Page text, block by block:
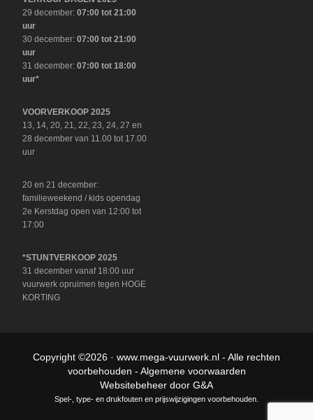
29 december:07:00 tot 21:00
uur
30 december:07:00 tot 21:00
uur
31 december:07:00 tot 18:00
uur*
VOORVERKOOP 2025
13, 14, 20, 21, 22, 23, 24, 27 en
28 december van 11.00 tot 17.00
uur
20 en 21 december:
familieweekend / kids opendag
2e Kerstdag open van 12:00 tot
17:00
*STUNTVERKOOP 2025
31 december vanaf 18:00 uur
vuurwerk opruimen tegen HOGE
KORTING
Copyright ©2026 · www.mega-vuurwerk.nl - Alle rechten
voorbehouden - Algemene voorwaarden
Websitebeheer door G&A
Spel-, type- en drukfouten en prijswijzigingen voorbehouden.